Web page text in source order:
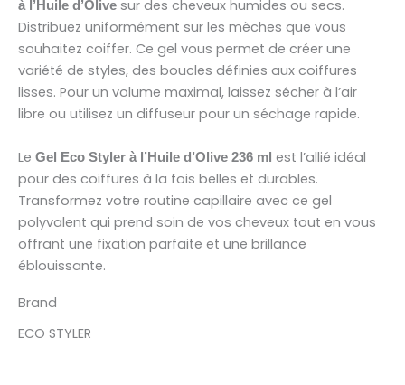
à l’Huile d’Olive sur des cheveux humides ou secs.
Distribuez uniformément sur les mèches que vous
souhaitez coiffer. Ce gel vous permet de créer une
variété de styles, des boucles définies aux coiffures
lisses. Pour un volume maximal, laissez sécher à l’air
libre ou utilisez un diffuseur pour un séchage rapide.
Le Gel Eco Styler à l’Huile d’Olive 236 ml est l’allié idéal
pour des coiffures à la fois belles et durables.
Transformez votre routine capillaire avec ce gel
polyvalent qui prend soin de vos cheveux tout en vous
offrant une fixation parfaite et une brillance
éblouissante.
Brand
ECO STYLER